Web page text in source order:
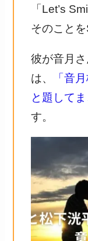
「Let’s
そのこと
彼が音月
は、
「音
と題して
す。